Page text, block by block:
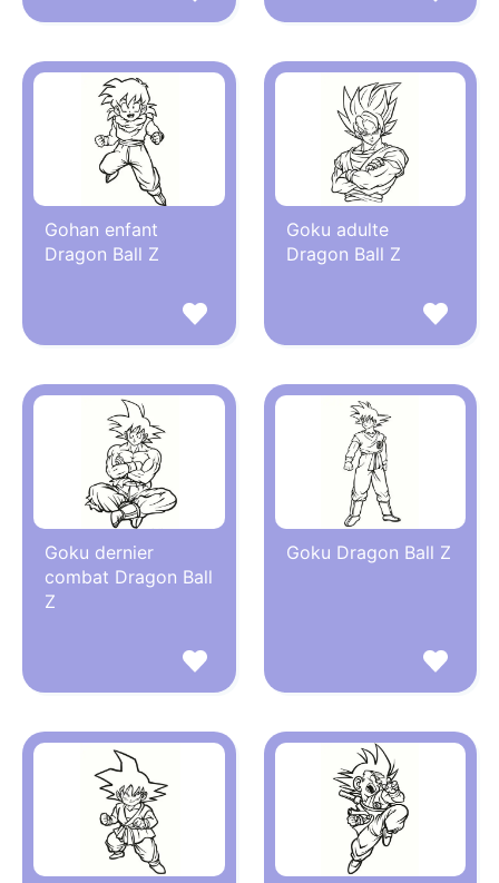
Gohan enfant
Dragon Ball Z
Goku adulte
Dragon Ball Z
Goku dernier
combat Dragon Ball
Z
Goku Dragon Ball Z